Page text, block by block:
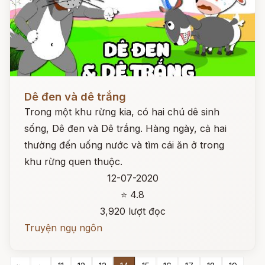
Dê đen và dê trắng
Trong một khu rừng kia, có hai chú dê sinh
sống, Dê đen và Dê trắng. Hàng ngày, cả hai
thường đến uống nước và tìm cái ăn ở trong
khu rừng quen thuộc.
12-07-2020
⭐ 4.8
3,920 lượt đọc
Truyện ngụ ngôn